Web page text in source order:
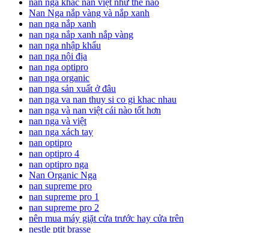
nan nga khác nan việt như thế nào
Nan Nga nắp vàng và nắp xanh
nan nga nắp xanh
nan nga nắp xanh nắp vàng
nan nga nhập khẩu
nan nga nội địa
nan nga optipro
nan nga organic
nan nga sản xuất ở đâu
nan nga va nan thuy si co gi khac nhau
nan nga và nan việt cái nào tốt hơn
nan nga và việt
nan nga xách tay
nan optipro
nan optipro 4
nan optipro nga
Nan Organic Nga
nan supreme pro
nan supreme pro 1
nan supreme pro 2
nên mua máy giặt cửa trước hay cửa trên
nestle ptit brasse